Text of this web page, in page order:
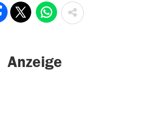
Anzeige